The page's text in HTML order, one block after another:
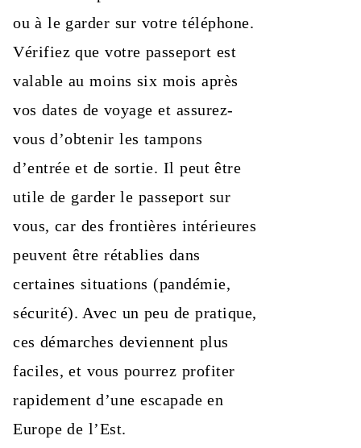
ou à le garder sur votre téléphone.
Vérifiez que votre passeport est
valable au moins six mois après
vos dates de voyage et assurez-
vous d’obtenir les tampons
d’entrée et de sortie. Il peut être
utile de garder le passeport sur
vous, car des frontières intérieures
peuvent être rétablies dans
certaines situations (pandémie,
sécurité). Avec un peu de pratique,
ces démarches deviennent plus
faciles, et vous pourrez profiter
rapidement d’une escapade en
Europe de l’Est.